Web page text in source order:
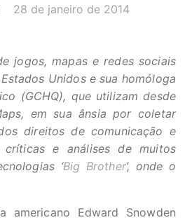
DATA:
28 de janeiro de 2014
jogos, mapas e redes sociais
Unidos e sua homóloga
(GCHQ), que utilizam desde
em sua ânsia por coletar
direitos de comunicação e
e análises de muitos
‘Big Brother’, onde o
americano Edward Snowden